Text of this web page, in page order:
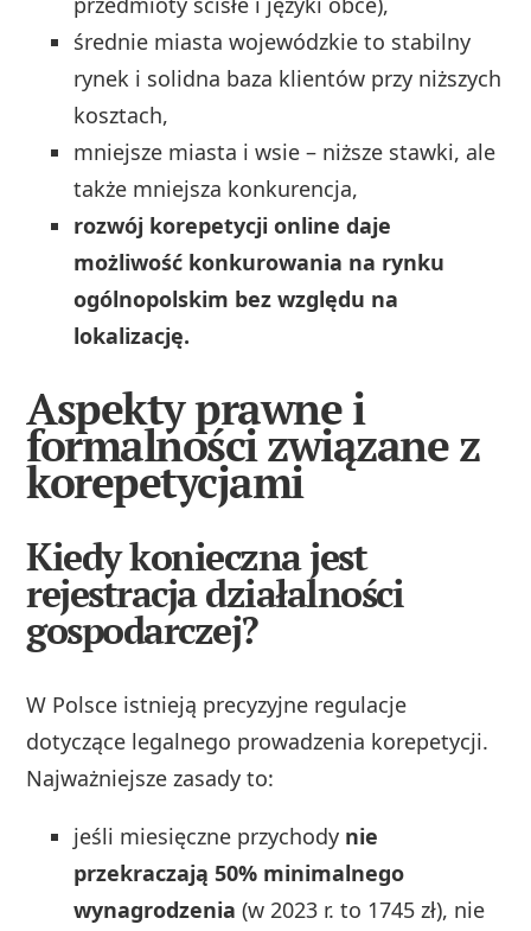
średnie miasta wojewódzkie to stabilny
rynek i solidna baza klientów przy niższych
kosztach,
mniejsze miasta i wsie – niższe stawki, ale
także mniejsza konkurencja,
rozwój korepetycji online daje
możliwość konkurowania na rynku
ogólnopolskim bez względu na
lokalizację.
Aspekty prawne i
formalności związane z
korepetycjami
Kiedy konieczna jest
rejestracja działalności
gospodarczej?
W Polsce istnieją precyzyjne regulacje
dotyczące legalnego prowadzenia korepetycji.
Najważniejsze zasady to:
jeśli miesięczne przychody nie
przekraczają 50% minimalnego
wynagrodzenia (w 2023 r. to 1745 zł), nie